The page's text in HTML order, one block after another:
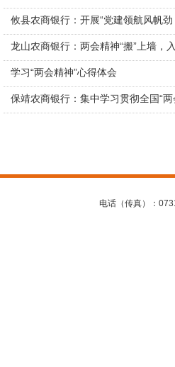
攸县农商银行：开展“党建领航风帆
龙山农商银行：两会精神“搬”上墙，
学习“两会精神”心得体会
保靖农商银行：集中学习贯彻全国“两
电话（传真）：